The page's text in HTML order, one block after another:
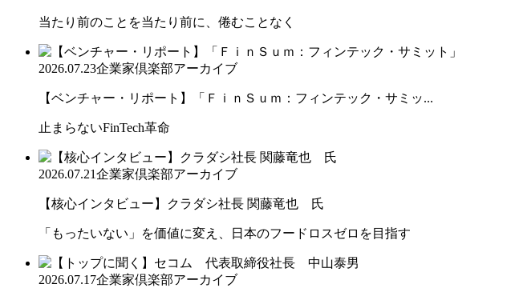
当たり前のことを当たり前に、倦むことなく
2026.07.23企業家倶楽部アーカイブ
【ベンチャー・リポート】「ＦｉｎＳｕｍ：フィンテック・サミッ...
止まらないFinTech革命
2026.07.21企業家倶楽部アーカイブ
【核心インタビュー】クラダシ社長 関藤竜也 氏
「もったいない」を価値に変え、日本のフードロスゼロを目指す
2026.07.17企業家倶楽部アーカイブ